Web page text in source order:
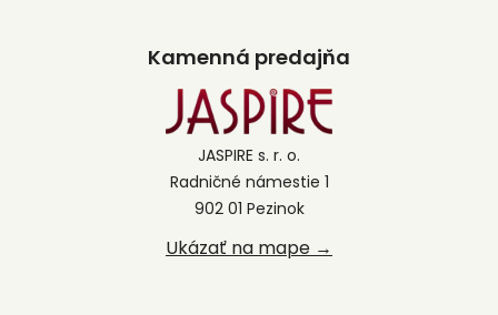
Kamenná predajňa
JASPIRE s. r. o.
Radničné námestie 1
902 01 Pezinok
Ukázať na mape →